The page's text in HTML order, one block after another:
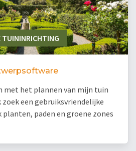
TUININRICHTING
met het plannen van mijn tuin
een gebruiksvriendelijke
planten, paden en groene zones